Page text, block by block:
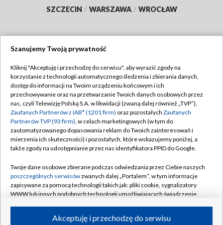
SZCZECIN / WARSZAWA / WROCŁAW
TVP
Abonament TVP
Emisja w TVP
Centrum informacji TVP
Naziemna Telewizja Cyfrowa
Rada Programowa
System NOS
Informacje o nadawcy
Program dla prasy
Regulamin TVP
Polityka prywatności
Moje zgody
Pomoc
Kontakt
Kanały
Szanujemy Twoją prywatność
Kliknij "Akceptuję i przechodzę do serwisu", aby wyrazić zgody na
korzystanie z technologii automatycznego śledzenia i zbierania danych,
dostęp do informacji na Twoim urządzeniu końcowym i ich
przechowywanie oraz na przetwarzanie Twoich danych osobowych przez
nas, czyli Telewizję Polską S.A. w likwidacji (zwaną dalej również „TVP”),
Zaufanych Partnerów z IAB* (1201 firm) oraz pozostałych Zaufanych
Partnerów TVP (93 firm), w celach marketingowych (w tym do
zautomatyzowanego dopasowania reklam do Twoich zainteresowań i
mierzenia ich skuteczności) i pozostałych, które wskazujemy poniżej, a
także zgody na udostępnianie przez nas identyfikatora PPID do Google.
Twoje dane osobowe zbierane podczas odwiedzania przez Ciebie naszych
poszczególnych serwisówzwanych dalej „Portalem”, w tym informacje
zapisywane za pomocą technologii takich jak: pliki cookie, sygnalizatory
WWW lub innych podobnych technologii umożliwiających świadczenie
ruchu w Internecie.Akceptuję i przechodzę do serwisu